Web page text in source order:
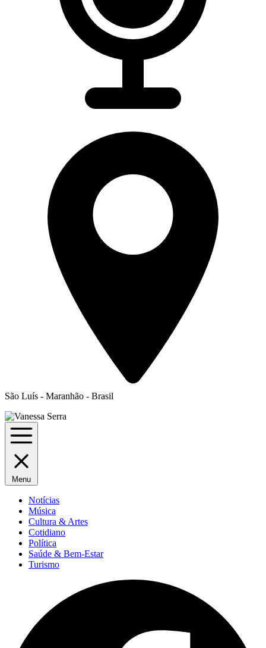
São Luís - Maranhão - Brasil
Menu
Notícias
Música
Cultura & Artes
Cotidiano
Política
Saúde & Bem-Estar
Turismo